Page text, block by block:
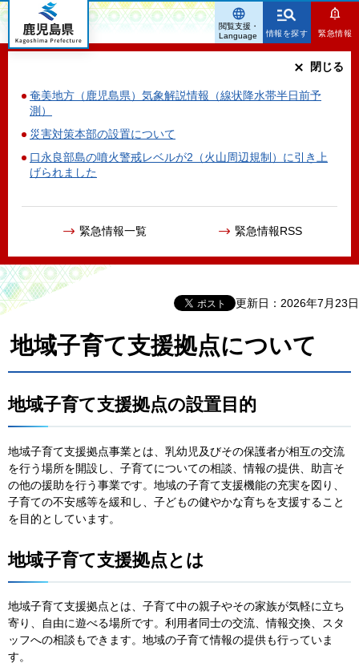
鹿児島県
情報を探す 緊急情報
奄美地方（鹿児島県）気象解説情報（線状降水帯半日前予
測）
災害対策本部の設置について
口永良部島の噴火警戒レベルが2（火山周辺規制）に引き上
げられました
緊急情報一覧 緊急情報RSS
閉じる
閲覧支援・
Language
更新日：2026年7月23日
地域子育て支援拠点について
地域子育て支援拠点の設置目的
地域子育て支援拠点事業とは、乳幼児及びその保護者が相互の交流
を行う場所を開設し、子育てについての相談、情報の提供、助言そ
の他の援助を行う事業です。地域の子育て支援機能の充実を図り、
子育ての不安感等を緩和し、子どもの健やかな育ちを支援すること
を目的としています。
地域子育て支援拠点とは
地域子育て支援拠点とは、子育て中の親子やその家族が気軽に立ち
寄り、自由に遊べる場所です。利用者同士の交流、情報交換、スタ
ッフへの相談もできます。地域の子育て情報の提供も行っていま
す。